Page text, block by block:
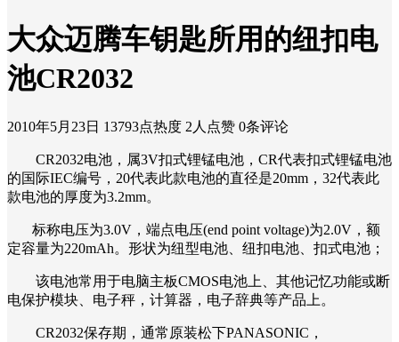
大众迈腾车钥匙所用的纽扣电
池CR2032
2010年5月23日 13793点热度 2人点赞 0条评论
CR2032电池，属3V扣式锂锰电池，CR代表扣式锂锰电池
的国际IEC编号，20代表此款电池的直径是20mm，32代表此
款电池的厚度为3.2mm。
标称电压为3.0V，端点电压(end point voltage)为2.0V，额
定容量为220mAh。形状为纽型电池、纽扣电池、扣式电池；
该电池常用于电脑主板CMOS电池上、其他记忆功能或断
电保护模块、电子秤，计算器，电子辞典等产品上。
CR2032保存期，通常原装松下PANASONIC，